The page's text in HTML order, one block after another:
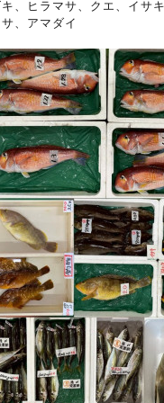
、ヒラマサ、クエ、イサ
、アマダイ